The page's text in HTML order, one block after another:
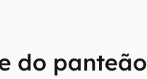
do panteão